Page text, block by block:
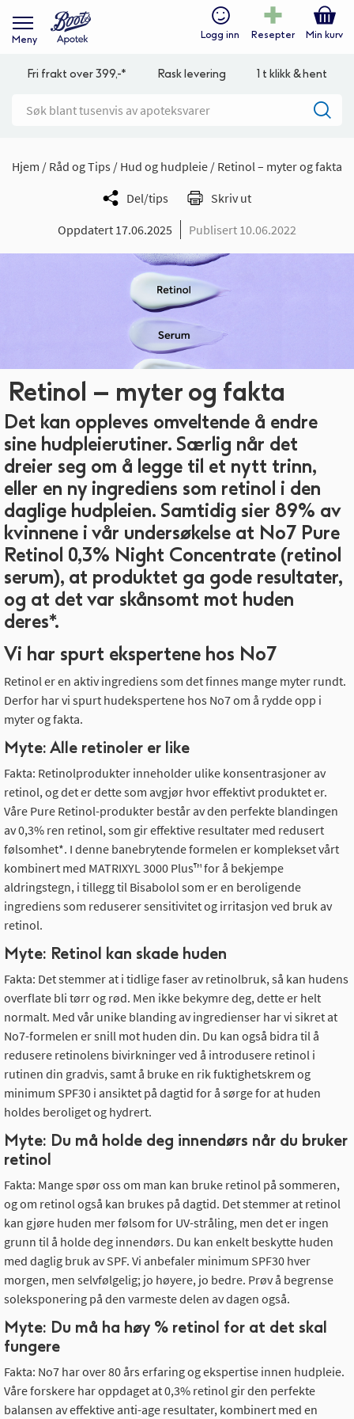
Meny Logg inn Resepter Min kurv
Fri frakt over 399,-* Rask levering 1 t klikk & hent
Hjem Råd og Tips Hud og hudpleie
Retinol – myter og fakta
Del/tips
Skriv ut
Oppdatert 17.06.2025
Publisert 10.06.2022
Retinol – myter og fakta
Det kan oppleves omveltende å endre
sine hudpleierutiner. Særlig når det
dreier seg om å legge til et nytt trinn,
eller en ny ingrediens som retinol i den
daglige hudpleien. Samtidig sier 89% av
kvinnene i vår undersøkelse at No7 Pure
Retinol 0,3% Night Concentrate (retinol
serum), at produktet ga gode resultater,
og at det var skånsomt mot huden
deres*.
Vi har spurt ekspertene hos No7
Retinol er en aktiv ingrediens som det finnes mange myter rundt.
Derfor har vi spurt hudekspertene hos No7 om å rydde opp i
myter og fakta.
Myte: Alle retinoler er like
Fakta: Retinolprodukter inneholder ulike konsentrasjoner av
retinol, og det er dette som avgjør hvor effektivt produktet er.
Våre Pure Retinol-produkter består av den perfekte blandingen
av 0,3% ren retinol, som gir effektive resultater med redusert
følsomhet*. I denne banebrytende formelen er komplekset vårt
kombinert med MATRIXYL 3000 Plus™ for å bekjempe
aldringstegn, i tillegg til Bisabolol som er en beroligende
ingrediens som reduserer sensitivitet og irritasjon ved bruk av
retinol.
Myte: Retinol kan skade huden
Fakta: Det stemmer at i tidlige faser av retinolbruk, så kan hudens
overflate bli tørr og rød. Men ikke bekymre deg, dette er helt
normalt. Med vår unike blanding av ingredienser har vi sikret at
No7-formelen er snill mot huden din. Du kan også bidra til å
redusere retinolens bivirkninger ved å introdusere retinol i
rutinen din gradvis, samt å bruke en rik fuktighetskrem og
minimum SPF30 i ansiktet på dagtid for å sørge for at huden
holdes beroliget og hydrert.
Myte: Du må holde deg innendørs når du bruker
retinol
Fakta: Mange spør oss om man kan bruke retinol på sommeren,
og om retinol også kan brukes på dagtid. Det stemmer at retinol
kan gjøre huden mer følsom for UV-stråling, men det er ingen
grunn til å holde deg innendørs. Du kan enkelt beskytte huden
med daglig bruk av SPF. Vi anbefaler minimum SPF30 hver
morgen, men selvfølgelig; jo høyere, jo bedre. Prøv å begrense
soleksponering på den varmeste delen av dagen også.
Myte: Du må ha høy % retinol for at det skal
fungere
Fakta: No7 har over 80 års erfaring og ekspertise innen hudpleie.
Våre forskere har oppdaget at 0,3% retinol gir den perfekte
balansen av effektive anti-age resultater, kombinert med en